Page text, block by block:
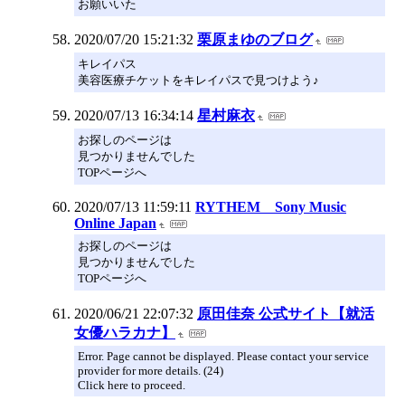
お願いいた
2020/07/20 15:21:32 栗原まゆのブログ
キレイパス
美容医療チケットをキレイパスで見つけよう♪
2020/07/13 16:34:14 星村麻衣
お探しのページは
見つかりませんでした
TOPページへ
2020/07/13 11:59:11 RYTHEM Sony Music
Online Japan
お探しのページは
見つかりませんでした
TOPページへ
2020/06/21 22:07:32 原田佳奈 公式サイト【就活
女優ハラカナ】
Error. Page cannot be displayed. Please contact your service
provider for more details. (24)
Click here to proceed.